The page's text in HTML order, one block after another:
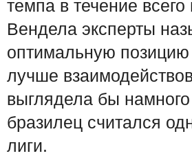
темпа в течение
Вендела эксперты
оптимальную
лучше
выглядела бы
бразилец считался
лиги.